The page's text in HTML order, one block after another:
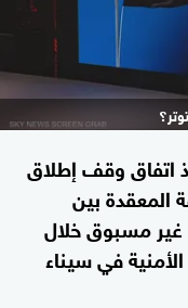
اتفاق وقف إطلاق
المعقدة بين
غير مسبوق خلال
في سيناء